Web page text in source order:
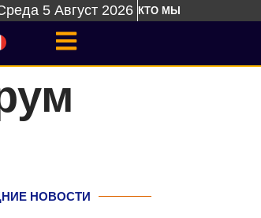
5 Август 2026 КТО МЫ
НОВОСТИ